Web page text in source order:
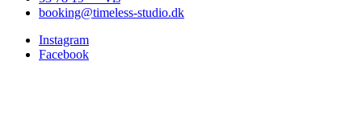
booking@timeless-studio.dk
Instagram
Facebook